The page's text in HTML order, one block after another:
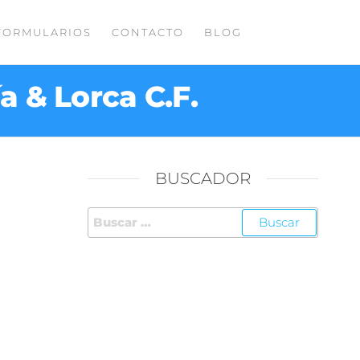
CONTACTO BLOG
& Lorca C.F.
BUSCADOR